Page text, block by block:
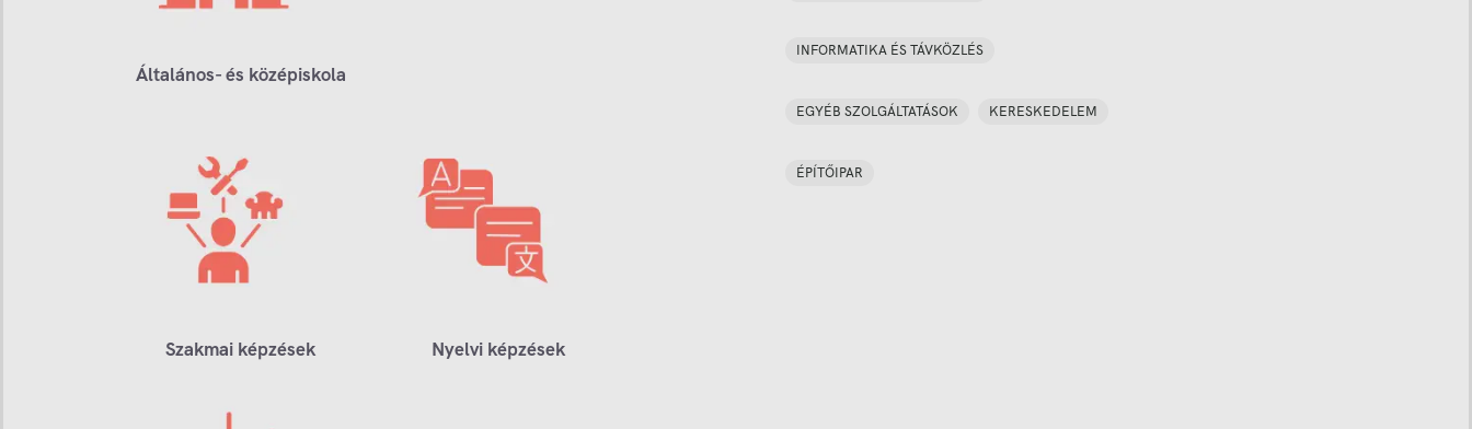
Általános- és középiskola
Szakmai képzések Nyelvi képzések
INFORMATIKA ÉS TÁVKÖZLÉS
EGYÉB SZOLGÁLTATÁSOK KERESKEDELEM
ÉPÍTŐIPAR